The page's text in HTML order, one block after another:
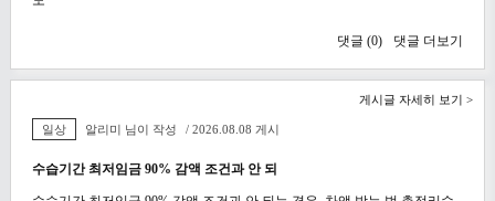
댓글 더보기
댓글 (0)
일상 알리미 님이 작성 / 2026.08.08 게시
수습기간 최저임금 90% 감액 조건과 안 되
게시글 자세히 보기 >